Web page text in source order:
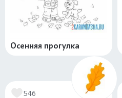
Осенняя прогулка
546